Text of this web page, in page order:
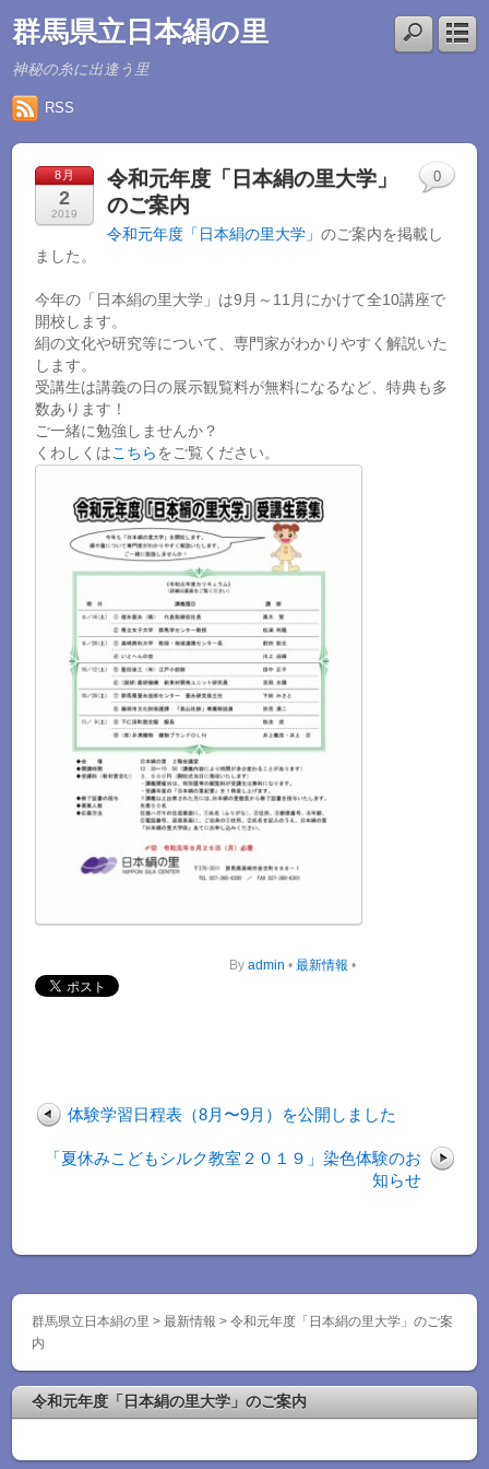
群馬県立日本絹の里
神秘の糸に出逢う里
RSS
8月
2
2019
令和元年度「日本絹の里大学」
のご案内
令和元年度「日本絹の里大学」のご案内を掲載し
ました。
今年の「日本絹の里大学」は9月～11月にかけて全10講座で
開校します。
絹の文化や研究等について、専門家がわかりやすく解説いた
します。
受講生は講義の日の展示観覧料が無料になるなど、特典も多
数あります！
ご一緒に勉強しませんか？
くわしくはこちら をご覧ください。
Byadmin • 最新情報 •
0
体験学習日程表（8月〜9月）を公開しました
「夏休みこどもシルク教室２０１９」染色体験のお
知らせ
群馬県立日本絹の里 > 最新情報 > 令和元年度「日本絹の里大学」のご案
内
令和元年度「日本絹の里大学」のご案内